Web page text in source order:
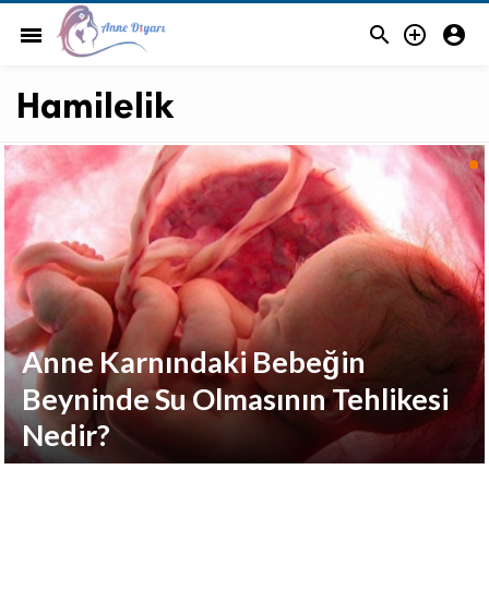
menu   
Hamilelik
Anne Karnındaki Bebeğin
Beyninde Su Olmasının Tehlikesi
Nedir?